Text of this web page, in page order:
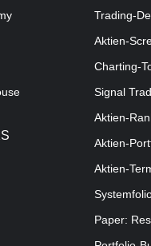
Trading-
Aktien-
Charting-
Signal
Aktien-
Aktien-
Aktien-
Paper: